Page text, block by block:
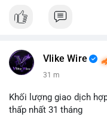
📰 Nguồn: Cointelegraph
Vlike Wire
31 m
Khối lượng giao dịch
thấp nhất 31 tháng